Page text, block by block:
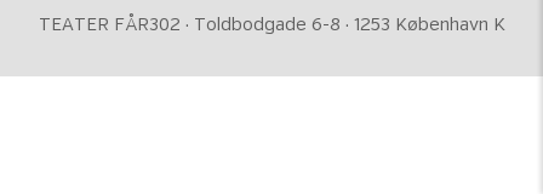
TEATER FÅR302 · Toldbodgade 6-8 · 1253 København K